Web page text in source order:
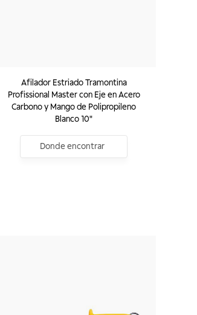
Afilador Estriado Tramontina
Profissional Master con Eje en Acero
Carbono y Mango de Polipropileno
Blanco 10"
Donde encontrar